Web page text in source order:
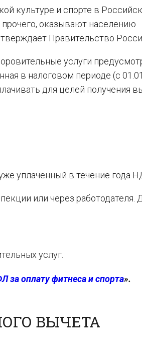
культуре и спорте в
оказывают населению
Правительство
услуги
в налоговом периоде (с
для целей получения
уплаченный в течение года
или через работодателя.
услуг.
за оплату фитнеса и спорта».
ВЫЧЕТА